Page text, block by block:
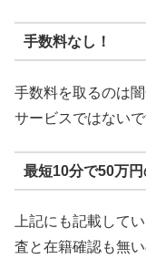
手数料なし！
手数料を取るのは
サービスではない
最短10分で50万
上記にも記載して
査と在籍確認も無